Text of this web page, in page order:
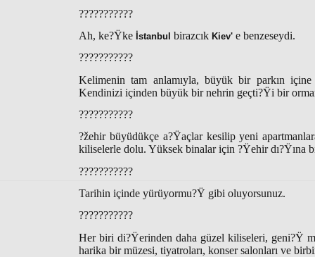
???????????
Ah, ke?Ÿke İstanbul birazcık Kiev' e benzeseydi.
???????????
Kelimenin tam anlamıyla, büyük bir parkın
Kendinizi içinden büyük bir nehrin geçti?Ÿi bir
???????????
?žehir büyüdükçe a?Ÿaçlar kesilip yeni
kiliselerle dolu. Yüksek binalar için ?Ÿehir dı?Ÿına
???????????
Tarihin içinde yürüyormu?Ÿ gibi oluyorsunuz.
???????????
Her biri di?Ÿerinden daha güzel kiliseleri, geni?Ÿ
harika bir müzesi, tiyatroları, konser salonları ve